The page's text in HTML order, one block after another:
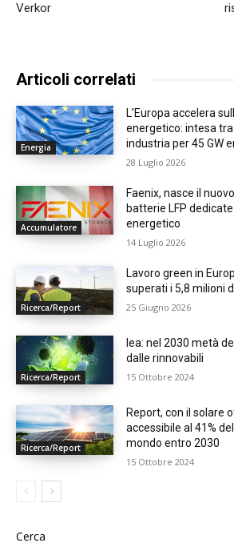
Verkor
Articoli correlati
Energia
L’Europa accelera
energetico: intesa
industria per 45 GW
28 Luglio 2026
Accumulatore
Faenix, nasce il
batterie LFP
energetico
14 Luglio 2026
Ricerca/Report
Lavoro green in
superati i 5,8 milioni
25 Giugno 2026
Ricerca/Report
Iea: nel 2030 metà
dalle rinnovabili
15 Ottobre 2024
Ricerca/Report
Report, con il solare
accessibile al 41%
mondo entro 2030
15 Ottobre 2024
Cerca